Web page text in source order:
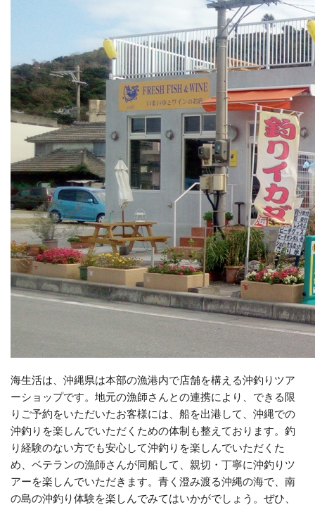
海生活は、沖縄県は本部の漁港内で店舗を構える沖釣りツア
ーショップです。地元の漁師さんとの連携により、できる限
りご予約をいただいたお客様には、船を出港して、沖縄での
沖釣りを楽しんでいただくための体制も整えております。釣
り経験のない方でも安心して沖釣りを楽しんでいただくた
め、ベテランの漁師さんが同船して、親切・丁寧に沖釣りツ
アーを楽しんでいただきます。青く澄み渡る沖縄の海で、南
の島の沖釣り体験を楽しんでみてはいかがでしょう。ぜひ、